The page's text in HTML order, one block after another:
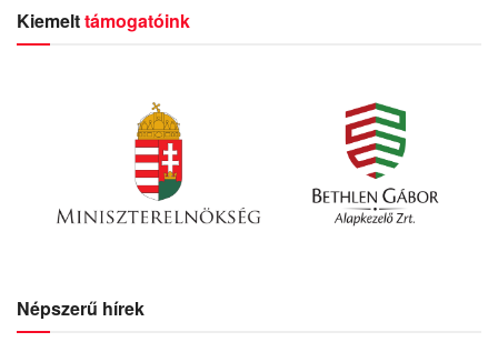
Kiemelttámogatóink
Népszerű hírek